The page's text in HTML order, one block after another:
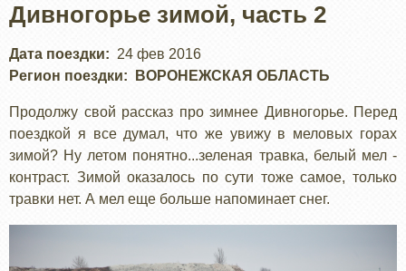
Дивногорье зимой, часть 2
Дата поездки
24 фев 2016
Регион поездки
ВОРОНЕЖСКАЯ ОБЛАСТЬ
Продолжу свой рассказ про зимнее Дивногорье. Перед
поездкой я все думал, что же увижу в меловых горах
зимой? Ну летом понятно...зеленая травка, белый мел -
контраст. Зимой оказалось по сути тоже самое, только
травки нет. А мел еще больше напоминает снег.